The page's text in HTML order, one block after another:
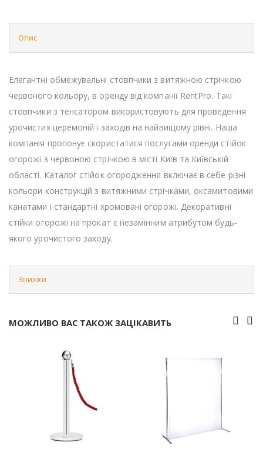
Опис
Елегантні обмежувальні стовпчики з витяжною стрічкою
червоного кольору, в оренду від компанії RentPro. Такі
стовпчики з тенсатором використовують для проведення
урочистих церемоній і заходів на найвищому рівні. Наша
компанія пропонує скористатися послугами оренди стійок
огорожі з червоною стрічкою в місті Київ та Київській
області. Каталог стійок огородження включає в себе різні
кольори конструкцій з витяжними стрічками, оксамитовими
канатами і стандартні хромовані огорожі. Декоративні
стійки огорожі на прокат є незамінним атрибутом будь-
якого урочистого заходу.
Знижки
МОЖЛИВО ВАС ТАКОЖ ЗАЦІКАВИТЬ